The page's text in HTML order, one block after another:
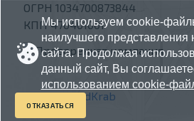
ОГРН 1034700873844
КПП 470401001
Made byRedKrab
Мы используем cookie-
наилучшего представления
сайта. Продолжая
данный сайт, Вы
использованием cookie-
ОТКАЗАТЬСЯ